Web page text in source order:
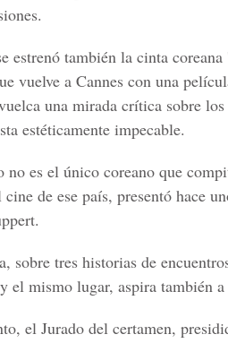
estrenó también la cinta
vuelve a Cannes con una
una mirada crítica sobre
estéticamente impecable.
no es el único coreano que
cine de ese país, presentó hace
sobre tres historias de
el mismo lugar, aspira también
el Jurado del certamen,